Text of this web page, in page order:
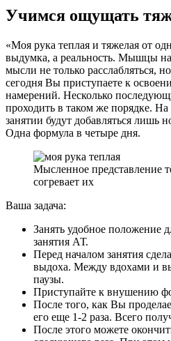
Учимся ощущать
«Моя рука теплая и тяжелая от
выдумка, а реальность. Мышцы
мысли не только расслабляться,
сегодня Вы приступаете к
намерений. Несколько
проходить в таком же порядке.
занятии будут добавляться лишь
Одна формула в четыре дня.
Мысленное представление
согревает их
Ваша задача:
Занять удобное положение
занятия АТ.
Перед началом занятия
выдоха. Между вдохами и
паузы.
Приступайте к внушению
После того, как Вы
его еще 1-2 раза. Всего
После этого можете